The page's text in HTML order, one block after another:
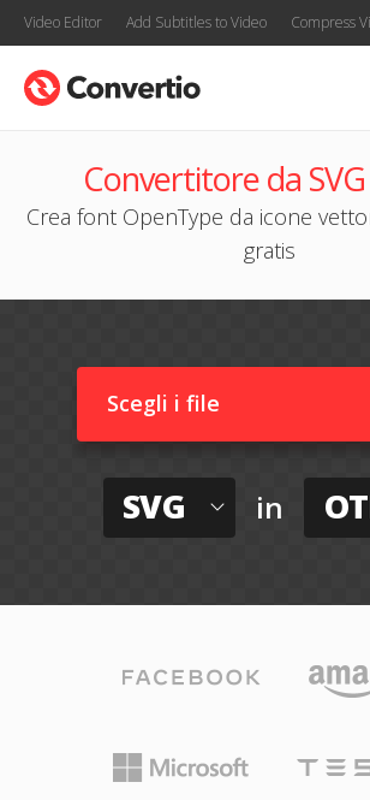
Video Editor Add Subtitles to Video Compress
Convertitore da
Crea font OpenType da icone
gratis
Scegli i file
SVG in